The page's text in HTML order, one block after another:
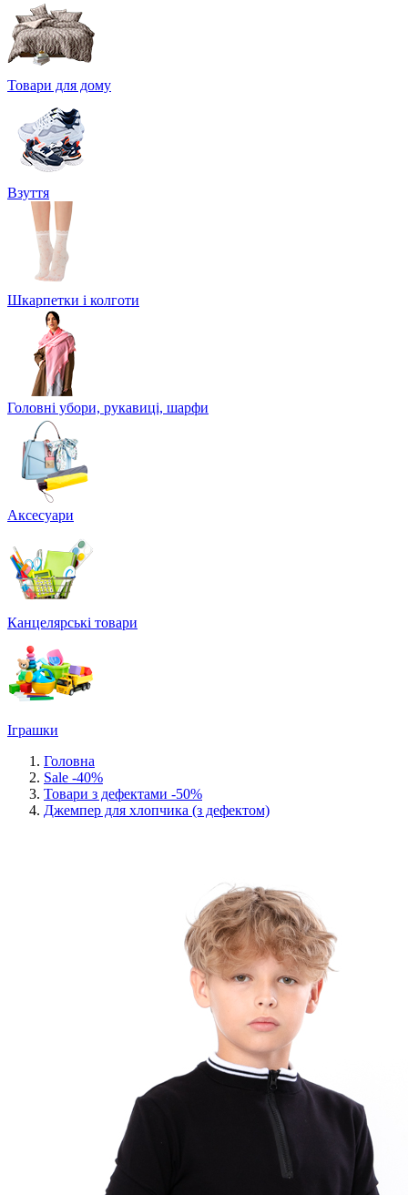
Товари для дому
Взуття
Шкарпетки і колготи
Головні убори, рукавиці, шарфи
Аксесуари
Канцелярські товари
Іграшки
Головна
Sale -40%
Товари з дефектами -50%
Джемпер для хлопчика (з дефектом)